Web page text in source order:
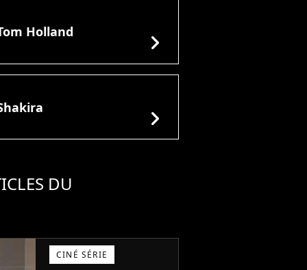
Holland chevron_right
chevron_right
DU
CINÉ SÉRIE